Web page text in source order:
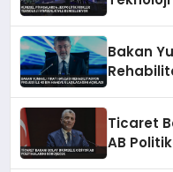
Bakan
Ticaret
AB